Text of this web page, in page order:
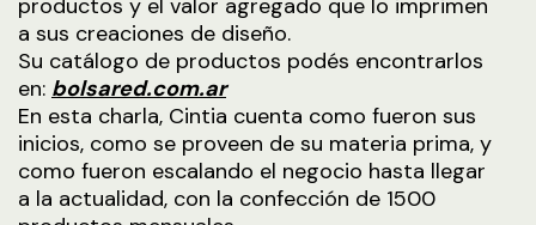
productos y el valor agregado que lo imprimen
a sus creaciones de diseño.
Su catálogo de productos podés encontrarlos
en: bolsared.com.ar
En esta charla, Cintia cuenta como fueron sus
inicios, como se proveen de su materia prima, y
como fueron escalando el negocio hasta llegar
a la actualidad, con la confección de 1500